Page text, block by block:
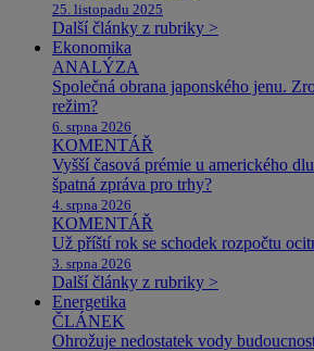
25. listopadu 2025
Další články z rubriky >
Ekonomika
ANALÝZA
Společná obrana japonského jenu.
režim?
6. srpna 2026
KOMENTÁŘ
Vyšší časová prémie u amerického
špatná zpráva pro trhy?
4. srpna 2026
KOMENTÁŘ
Už příští rok se schodek rozpočtu
3. srpna 2026
Další články z rubriky >
Energetika
ČLÁNEK
Ohrožuje nedostatek vody